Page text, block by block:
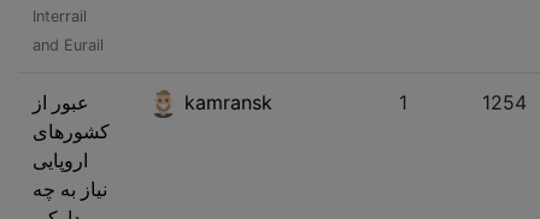
Interrail
and Eurail
عبور از
کشورهای
اروپایی
نیاز به چه
kamransk 1 1254